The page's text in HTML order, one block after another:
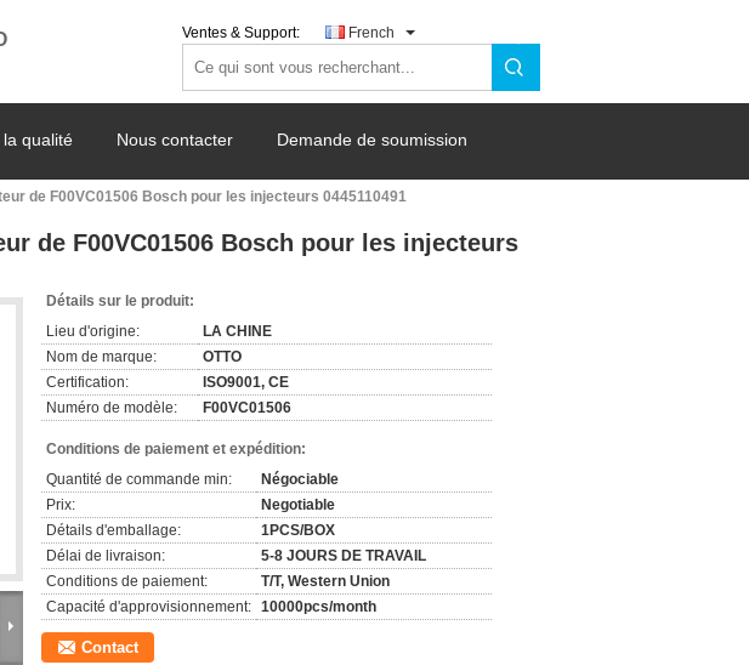
Ventes & Support: French
qualité Nous contacter Demande de soumission
de F00VC01506 Bosch pour les injecteurs 0445110491
de F00VC01506 Bosch pour les injecteurs
Détails sur le produit:
Lieu d'origine:
LA CHINE
Nom de marque:
OTTO
Certification:
ISO9001, CE
Numéro de modèle:
F00VC01506
Conditions de paiement et expédition:
Quantité de commande min:
Négociable
Prix:
Negotiable
Détails d'emballage:
1PCS/BOX
Délai de livraison:
5-8 JOURS DE TRAVAIL
Conditions de paiement:
T/T, Western Union
Capacité d'approvisionnement: 10000pcs/month
Contact